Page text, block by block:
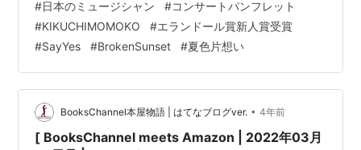
Instagram A post shared by BooksChannel
(@books_channel)…
#日本のミュージシャン #コンサートパンフレット
#KIKUCHIMOMOKO #エランドール賞新人賞受賞
#SayYes #BrokenSunset #夏色片想い
BooksChannel本屋物語 | はてなブログver. • 4年前
[ BooksChannel meets Amazon | 2022年03月